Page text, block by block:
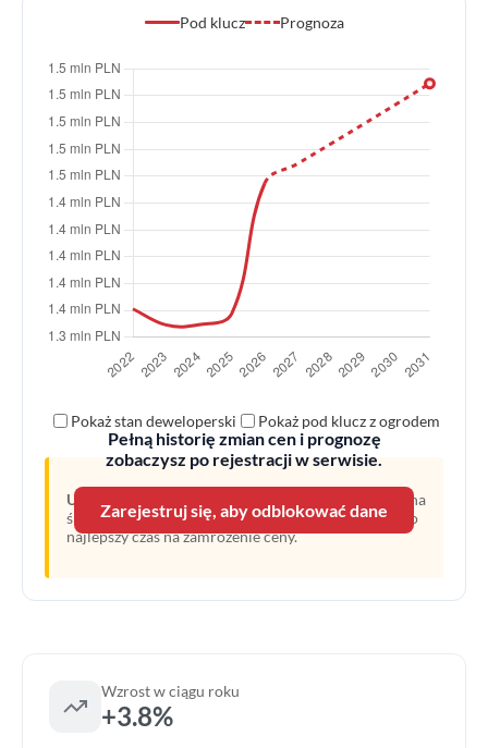
Pod klucz Prognoza
Pełną historię zmian cen i prognozę
zobaczysz po rejestracji w serwisie.
Zarejestruj się, aby odblokować dane
Pokaż stan deweloperski Pokaż pod klucz z ogrodem
Uwaga:
Linia przerywana oznacza prognozę opartą na
średnim wzroście z ostatnich lat. Obecny moment to
najlepszy czas na zamrożenie ceny.
Wzrost w ciągu roku
+3.8%